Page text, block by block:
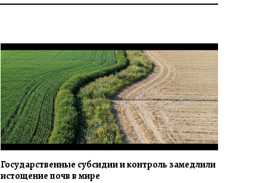
Государственные субсидии и контроль замедлили
истощение почв в мире